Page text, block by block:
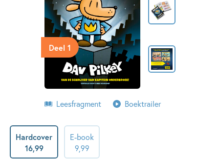
Deel 1
Leesfragment Boektrailer
Hardcover
16,99
E-book
9,99